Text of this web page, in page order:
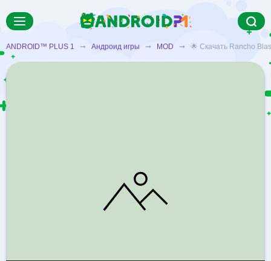
ANDROID™ PLUS 1 ➞ Андроид игры ➞ MOD ➞ 🌟 Скачать Rancho